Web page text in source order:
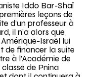
Iddo Bar-Shaï
leçons de
d’un professeur à
il n’a alors que
Israël lui
de financer la suite
à l’Académie de
de Pnina